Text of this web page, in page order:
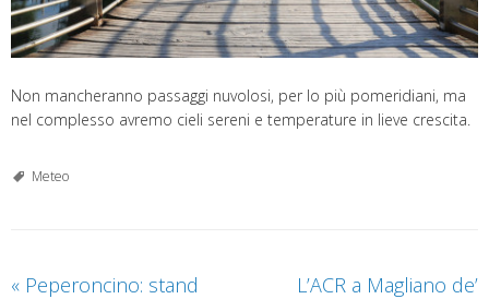
Non mancheranno passaggi nuvolosi, per lo più pomeridiani, ma
nel complesso avremo cieli sereni e temperature in lieve crescita.
Meteo
« Peperoncino: stand
L’ACR a Magliano de’